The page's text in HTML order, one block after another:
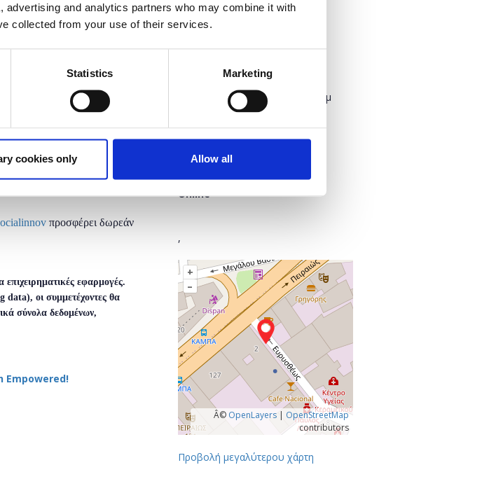
and analytics partners who may combine it with
collected from your use of their services.
Statistics Marketing
cookies only Allow all
Ποσότητα
Η περίοδος εγγραφών
προσφέρει δωρεάν
εφαρμογές.
data), οι συμμετέχοντες θα
σύνολα δεδομένων,
Empowered!
Τετάρτη, 28 Ιουνίου 2023 6:00 μμ
Προσθήκη στο ημερολόγιό σας
Online
,
+
–
Â© OpenLayers| OpenStreetMap
contributors
Προβολή μεγαλύτερου χάρτη